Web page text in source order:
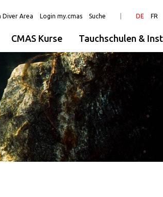
Diver Area Login my.cmas Suche DE FR
CMAS Kurse Tauchschulen &